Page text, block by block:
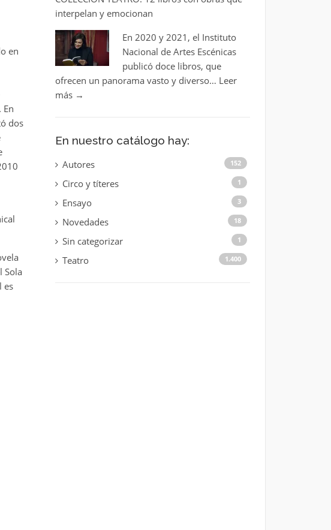
en
dos
Sola
es
interpelan y emocionan
En 2020 y 2021, el Instituto
Nacional de Artes Escénicas
publicó doce libros, que
ofrecen un panorama vasto y diverso… Leer
más →
En nuestro catálogo hay:
Autores 152
Circo y títeres 1
Ensayo 3
Novedades 18
Sin categorizar 1
Teatro 1.400